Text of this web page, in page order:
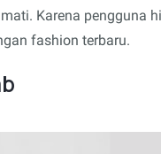
Karena pengguna
fashion terbaru.